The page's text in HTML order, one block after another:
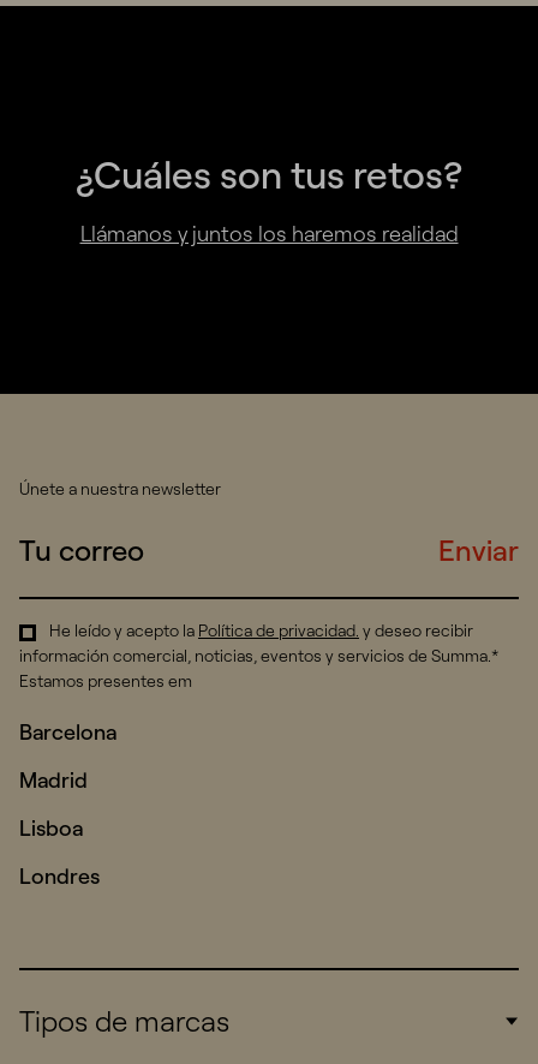
¿Cuáles son tus retos?
Llámanos y juntos los haremos realidad
Únete a nuestra newsletter
Enviar
He leído y acepto la Política de privacidad. y deseo recibir
información comercial, noticias, eventos y servicios de Summa.*
Estamos presentes em
Barcelona
Madrid
Lisboa
Londres
Tipos de marcas